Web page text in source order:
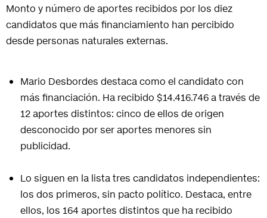
Monto y número de aportes recibidos por los diez
candidatos que más financiamiento han percibido
desde personas naturales externas.
Mario Desbordes destaca como el candidato con
más financiación. Ha recibido $14.416.746 a través de
12 aportes distintos: cinco de ellos de origen
desconocido por ser aportes menores sin
publicidad.
Lo siguen en la lista tres candidatos independientes:
los dos primeros, sin pacto político. Destaca, entre
ellos, los 164 aportes distintos que ha recibido